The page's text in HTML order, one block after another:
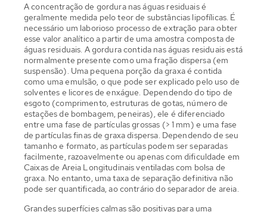
A concentração de gordura nas águas residuais é
geralmente medida pelo teor de substâncias lipofílicas. É
necessário um laborioso processo de extração para obter
esse valor analítico a partir de uma amostra composta de
águas residuais. A gordura contida nas águas residuais está
normalmente presente como uma fração dispersa (em
suspensão). Uma pequena porção da graxa é contida
como uma emulsão, o que pode ser explicado pelo uso de
solventes e licores de enxágue. Dependendo do tipo de
esgoto (comprimento, estruturas de gotas, número de
estações de bombagem, peneiras), ele é diferenciado
entre uma fase de partículas grossas (> 1 mm) e uma fase
de partículas finas de graxa dispersa. Dependendo de seu
tamanho e formato, as partículas podem ser separadas
facilmente, razoavelmente ou apenas com dificuldade em
Caixas de Areia Longitudinais ventiladas com bolsa de
graxa. No entanto, uma taxa de separação definitiva não
pode ser quantificada, ao contrário do separador de areia.
Grandes superfícies calmas são positivas para uma